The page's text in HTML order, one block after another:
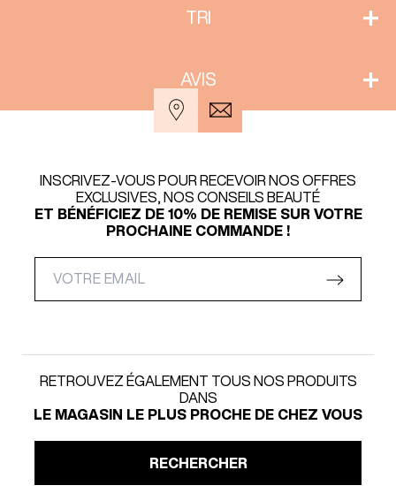
TRI
AVIS
INSCRIVEZ-VOUS POUR RECEVOIR NOS OFFRES
EXCLUSIVES, NOS CONSEILS BEAUTÉ
ET BÉNÉFICIEZ DE 10% DE REMISE SUR VOTRE
PROCHAINE COMMANDE !
RETROUVEZ ÉGALEMENT TOUS NOS PRODUITS
DANS
LE MAGASIN LE PLUS PROCHE DE CHEZ VOUS
RECHERCHER